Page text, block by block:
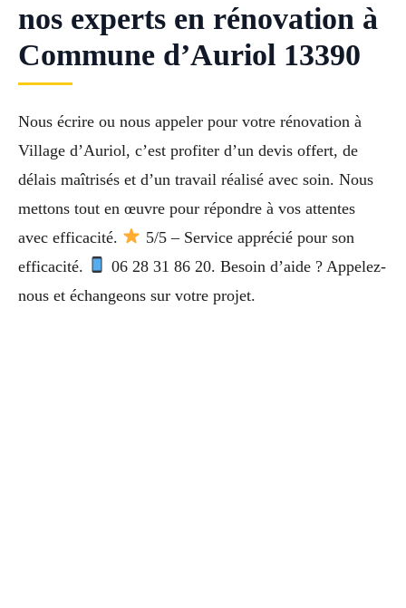
nos experts en rénovation à
Commune d’Auriol 13390
Nous écrire ou nous appeler pour votre rénovation à
Village d’Auriol, c’est profiter d’un devis offert, de
délais maîtrisés et d’un travail réalisé avec soin. Nous
mettons tout en œuvre pour répondre à vos attentes
avec efficacité.
5/5 – Service apprécié pour son
efficacité.
06 28 31 86 20. Besoin d’aide ? Appelez-
nous et échangeons sur votre projet.